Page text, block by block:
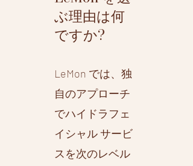
ぶ理由は何
ですか?
LeMon では、独
自のアプローチ
でハイドラフェ
イシャル サービ
スを次のレベル